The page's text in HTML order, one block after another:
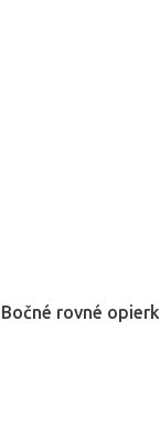
Bočné rovné